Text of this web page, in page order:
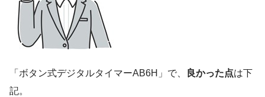
「ボタン式デジタルタイマーAB6H」で、 良かった点は下
記。